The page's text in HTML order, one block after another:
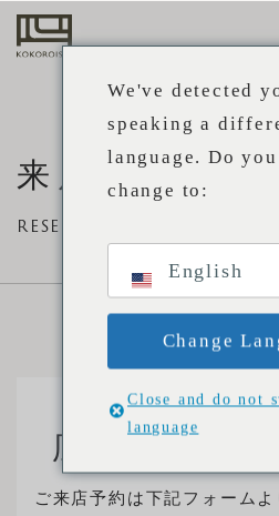
LINE
CUSTOM-
MADE
LINE
ソ
フ
の
選
び
方
注
文
構
くり
いて
採用情
報
張替
え・修
メンテ
ナンス
取扱店
舗
直営店
事例
メンテ
ナンス
お知ら
せ
採用情
報
プロダクト
STANDARD LINE
CUSTOM-MADE LINE
ソファの選び方
注文方法
素材
革
心石工芸について
業務内容
採用情報
張替え・修理
メンテナンス方法
プロ向けサービス
取扱店舗
直営店
事例
来店予約 送信
RESERVATION
広島・本社シ
ご来店予約は下記フォーム
We've detected
speaking a
language. Do
change to:
English
Change
Close and do not
language